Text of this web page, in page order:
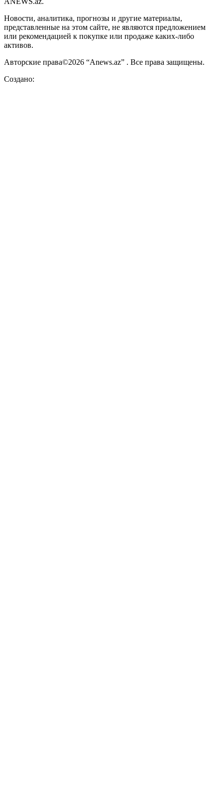
Новости, аналитика, прогнозы и другие материалы,
представленные на этом сайте, не являются предложением
или рекомендацией к покупке или продаже каких-либо
активов.
Авторские права©2026 “Anews.az” . Все права защищены.
Создано: